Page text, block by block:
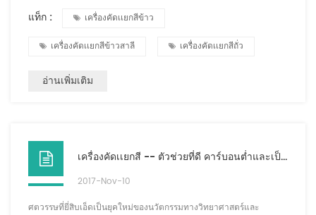
คัดเเยกสีเหอเฟยจึงชัดเจน ดังนั้นควรให้ความสนใจกับข้อกำหนดการใช้
ต้องและควรยืดอายุการใช้งานของเครื่องคัดเเยกสี ประการแรก การ
แท็ก : เครื่องคัดเเยกสีข้าว
เครื่องคัดเเยกสีข้าวสาลี เครื่องคัดเเยกสีถั่ว
อ่านเพิ่มเติม
เครื่องคัดเเยกสี -- ตัวช่วยที่ดี คาร์บอนต่ำและเป็นมิตรต่อสิ่งแวดล้อม
2017-Nov-10
ศตวรรษที่ยี่สิบเอ็ดเป็นยุคใหม่ของนวัตกรรมทางวิทยาศาสตร์และ